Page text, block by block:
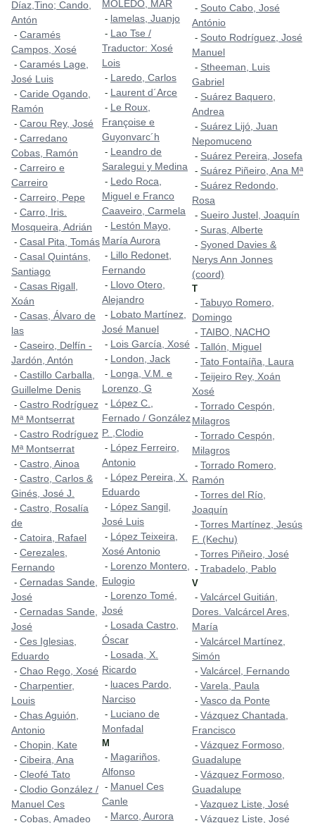
Díaz,Tino; Cando,
Antón
- Caramés
Campos, Xosé
- Caramés Lage,
José Luis
- Caride Ogando,
Ramón
- Carou Rey, José
- Carredano
Cobas, Ramón
- Carreiro e
Carreiro
- Carreiro, Pepe
- Carro, Iris.
Mosqueira, Adrián
- Casal Pita, Tomás
- Casal Quintáns,
Santiago
- Casas Rigall,
Xoán
- Casas, Álvaro de
las
- Caseiro, Delfín -
Jardón, Antón
- Castillo Carballa,
Guillelme Denis
- Castro Rodríguez
Mª Montserrat
- Castro Rodríguez
Mª Montserrat
- Castro, Ainoa
- Castro, Carlos &
Ginés, José J.
- Castro, Rosalía
de
- Catoira, Rafael
- Cerezales,
Fernando
- Cernadas Sande,
José
- Cernadas Sande,
José
- Ces Iglesias,
Eduardo
- Chao Rego, Xosé
- Charpentier,
Louis
- Chas Aguión,
Antonio
- Chopin, Kate
- Cibeira, Ana
- Cleofé Tato
- Clodio González /
Manuel Ces
- Cobas, Amadeo
MOLEDO, MAR
- lamelas, Juanjo
- Lao Tse /
Traductor: Xosé
Lois
- Laredo, Carlos
- Laurent d´Arce
- Le Roux,
Françoise e
Guyonvarc´h
- Leandro de
Saralegui y Medina
- Ledo Roca,
Miguel e Franco
Caaveiro, Carmela
- Lestón Mayo,
María Aurora
- Lillo Redonet,
Fernando
- Llovo Otero,
Alejandro
- Lobato Martínez,
José Manuel
- Lois García, Xosé
- London, Jack
- Longa, V.M. e
Lorenzo, G
- López C.,
Fernado / González
P. ,Clodio
- López Ferreiro,
Antonio
- López Pereira, X.
Eduardo
- López Sangil,
José Luis
- López Teixeira,
Xosé Antonio
- Lorenzo Montero,
Eulogio
- Lorenzo Tomé,
José
- Losada Castro,
Óscar
- Losada, X.
Ricardo
- luaces Pardo,
Narciso
- Luciano de
Monfadal
M
- Magariños,
Alfonso
- Manuel Ces
Canle
- Marco, Aurora
- Souto Cabo, José
António
- Souto Rodríguez, José
Manuel
- Stheeman, Luis
Gabriel
- Suárez Baquero,
Andrea
- Suárez Lijó, Juan
Nepomuceno
- Suárez Pereira, Josefa
- Suárez Piñeiro, Ana Mª
- Suárez Redondo,
Rosa
- Sueiro Justel, Joaquín
- Suras, Alberte
- Syoned Davies &
Nerys Ann Jonnes
(coord)
T
- Tabuyo Romero,
Domingo
- TAIBO, NACHO
- Tallón, Miguel
- Tato Fontaíña, Laura
- Teijeiro Rey, Xoán
Xosé
- Torrado Cespón,
Milagros
- Torrado Cespón,
Milagros
- Torrado Romero,
Ramón
- Torres del Río,
Joaquín
- Torres Martínez, Jesús
F. (Kechu)
- Torres Piñeiro, José
- Trabadelo, Pablo
V
- Valcárcel Guitián,
Dores. Valcárcel Ares,
María
- Valcárcel Martínez,
Simón
- Valcárcel, Fernando
- Varela, Paula
- Vasco da Ponte
- Vázquez Chantada,
Francisco
- Vázquez Formoso,
Guadalupe
- Vázquez Formoso,
Guadalupe
- Vazquez Liste, José
- Vázquez Liste, José